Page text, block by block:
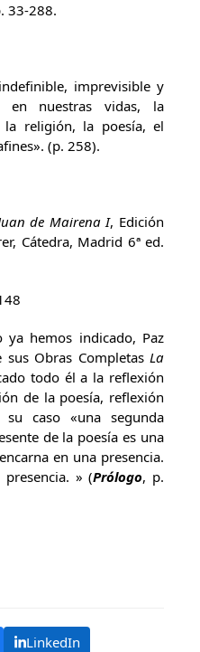
33-288.
imprevisible y
en nuestras vidas, la
la religión, la poesía, el
(p. 258).
de Mairena I, Edición
Cátedra, Madrid 6ª ed.
hemos indicado, Paz
Obras Completas La
todo él a la reflexión
de la poesía, reflexión
caso «una segunda
de la poesía es una
en una presencia.
» (Prólogo, p.
LinkedIn